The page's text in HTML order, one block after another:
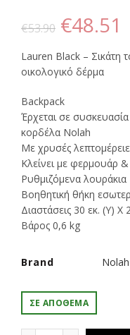
€53.90 Original
price
was:
€53.90.
€48.51
Lauren Black – Σικάτη
οικολογικό δέρμα
Backpack
Έρχεται σε
κορδέλα Nolah
Με χρυσές
Κλείνει με φερμουάρ
Ρυθμιζόμενα λουράκια
Βοηθητική θήκη
Διαστάσεις 30 εκ. (Υ)
Βάρος 0,6 kg
Brand Nolah
ΣΕ ΑΠΌΘΕΜΑ